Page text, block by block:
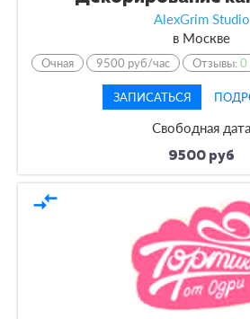
AlexGrim Studio
в Москве
Очная 9500 руб/час Отзывы:0
ЗАПИСАТЬСЯ
Свободная дата
9500 руб
compare_arrows